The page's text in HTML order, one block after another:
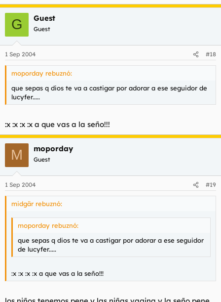
G Guest
Guest
1 Sep 2004 #18
moporday rebuznó:
que sepas q dios te va a castigar por adorar a ese seguidor de
lucyfer.....
:x :x :x :x a que vas a la seño!!!
M moporday
Guest
1 Sep 2004 #19
midgär rebuznó:
moporday rebuznó:
que sepas q dios te va a castigar por adorar a ese seguidor
de lucyfer.....
:x :x :x :x a que vas a la seño!!!